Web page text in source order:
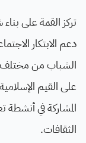
تركز القمة على
دعم الابتكار
الشباب من مختلف
على القيم
المشاركة في
الثقافات.